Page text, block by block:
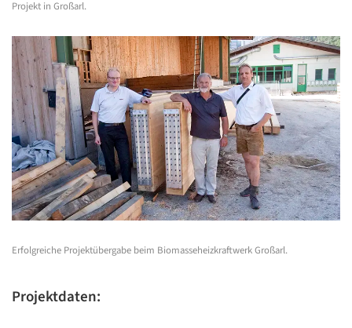
Projekt in Großarl.
Erfolgreiche Projektübergabe beim Biomasseheizkraftwerk Großarl.
Projektdaten: